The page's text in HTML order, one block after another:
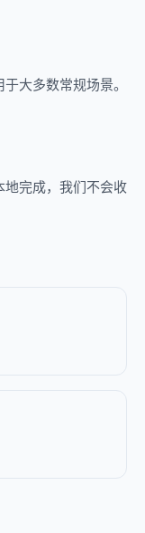
大多数常规场景。
地完成，我们不会收